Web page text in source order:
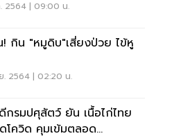
. 2564 | 09:00 น.
! กิน "หมูดิบ"เสี่ยงป่วย ไข้หู
. 2564 | 02:20 น.
กรมปศุสัตว์ ยัน เนื้อไก่ไทย
โควิด คุมเข้มตลอด